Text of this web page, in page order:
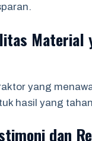
Material
yang
hasil yang
dan